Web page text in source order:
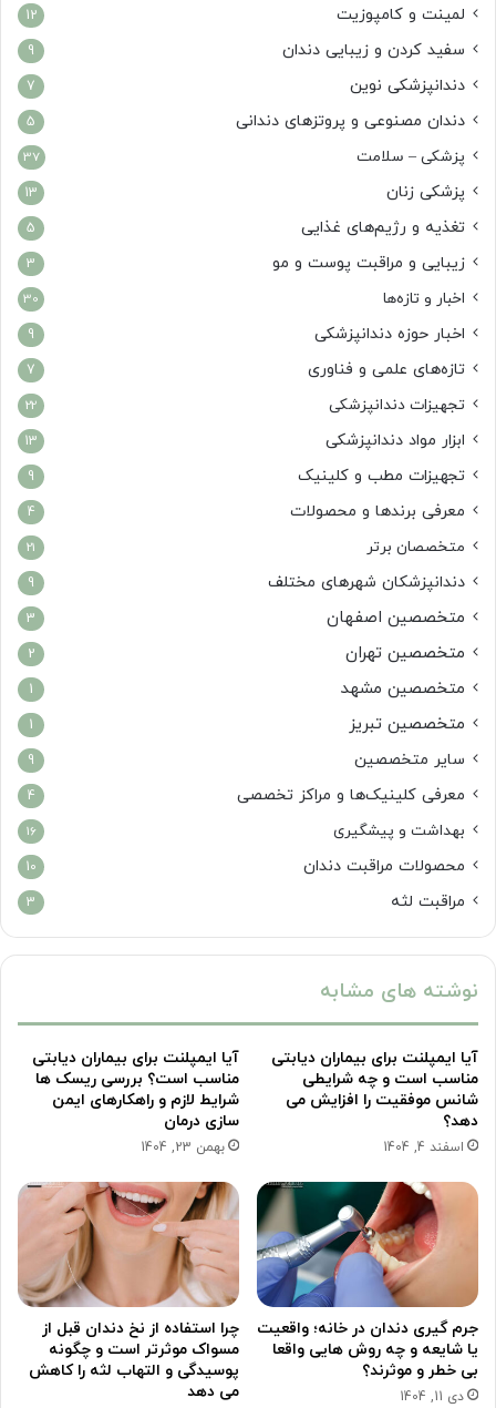
لمینت و کامپوزیت 12
سفید کردن و زیبایی دندان 9
دندانپزشکی نوین 7
دندان مصنوعی و پروتزهای دندانی 5
پزشکی – سلامت 37
پزشکی زنان 13
تغذیه و رژیم‌های غذایی 5
زیبایی و مراقبت پوست و مو 3
اخبار و تازه‌ها 30
اخبار حوزه دندانپزشکی 9
تازه‌های علمی و فناوری 7
تجهیزات دندانپزشکی 22
ابزار مواد دندانپزشکی 13
تجهیزات مطب و کلینیک 9
معرفی برندها و محصولات 4
متخصصان برتر 21
دندانپزشکان شهرهای مختلف 9
متخصصین اصفهان 3
متخصصین تهران 2
متخصصین مشهد 1
متخصصین تبریز 1
سایر متخصصین 9
معرفی کلینیک‌ها و مراکز تخصصی 4
بهداشت و پیشگیری 16
محصولات مراقبت دندان 10
مراقبت لثه 3
نوشته های مشابه
آیا ایمپلنت برای بیماران دیابتی
مناسب است و چه شرایطی
شانس موفقیت را افزایش می
دهد؟
اسفند 4, 1404
آیا ایمپلنت برای بیماران دیابتی
مناسب است؟ بررسی ریسک ها
شرایط لازم و راهکارهای ایمن
سازی درمان
بهمن 23, 1404
جرم گیری دندان در خانه؛ واقعیت
یا شایعه و چه روش هایی واقعا
بی خطر و موثرند؟
دی 11, 1404
چرا استفاده از نخ دندان قبل از
مسواک موثرتر است و چگونه
پوسیدگی و التهاب لثه را کاهش
می دهد